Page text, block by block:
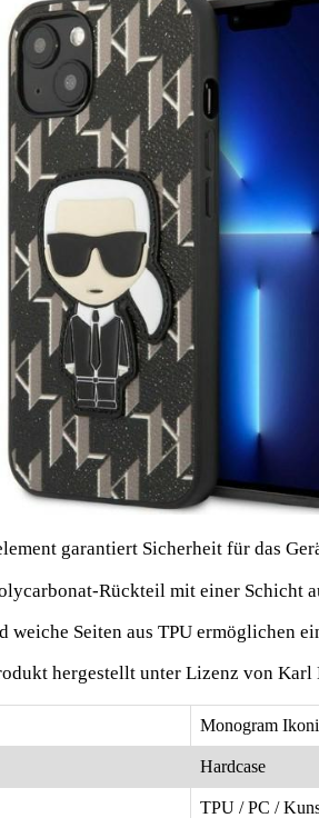
garantiert Sicherheit für das
Rückteil mit einer Schicht
weiche Seiten aus TPU ermöglichen
hergestellt unter Lizenz von Karl
Monogram
Hardcase
TPU / PC /